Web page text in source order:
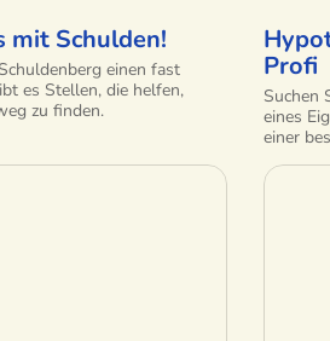
mit Schulden!
einen fast
es Stellen, die helfen,
zu finden.
Profi
Suchen
eines
einer